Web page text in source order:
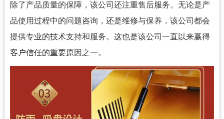
除了产品质量的保障，该公司还注重售后服务。无论是产
品使用过程中的问题咨询，还是维修与保养，该公司都会
提供专业的技术支持和服务。这也是该公司一直以来赢得
客户信任的重要原因之一。